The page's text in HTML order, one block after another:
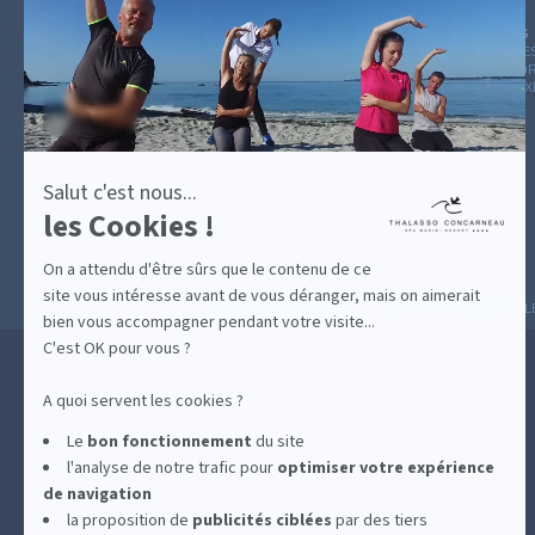
plus
sur
Axeptio
Salut c'est nous...
les Cookies !
On a attendu d'être sûrs que le contenu de ce
site vous intéresse avant de vous déranger, mais on aimerait
bien vous accompagner pendant votre visite...
C'est OK pour vous ?
A quoi servent les cookies ?
Le bon fonctionnement du site
l'analyse de notre trafic pour optimiservotre expérience
de navigation
la proposition de publicités ciblées par des tiers
GUIDE CADEAUX
HÉBERGEMENT
LE BLOG
AVIS
MESURES D'HYGIÈNE CONDITIONS